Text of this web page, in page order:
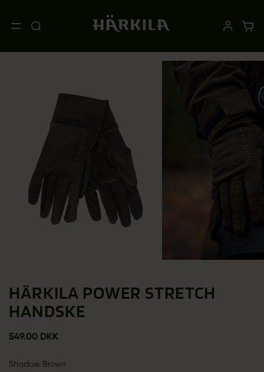
HÄRKILA POWER STRETCH
HANDSKE
549.00 DKK
Shadow Brown